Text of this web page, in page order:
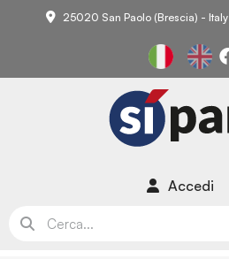
25020 San Paolo (Brescia) - Italy
Accedi